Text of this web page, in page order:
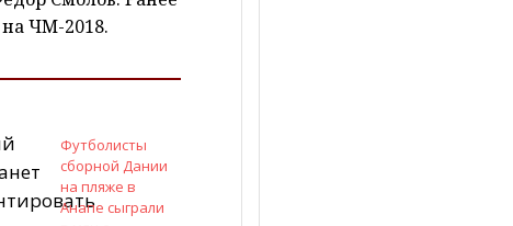
на ЧМ-2018.
Футболисты
сборной Дании
на пляже в
Анапе сыграли